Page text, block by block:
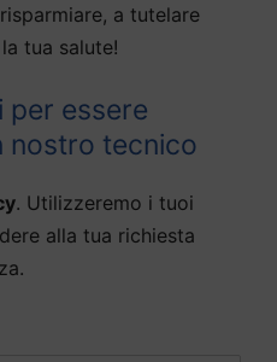
a tutelare
tua salute!
per essere
nostro tecnico
. Utilizzeremo i tuoi
alla tua richiesta